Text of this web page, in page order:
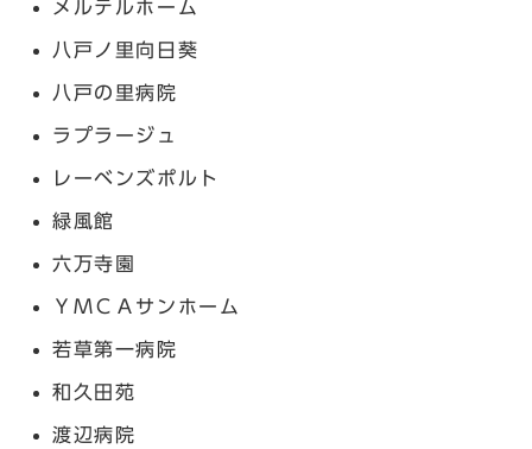
メルテルホーム
八戸ノ里向日葵
八戸の里病院
ラプラージュ
レーベンズポルト
緑風館
六万寺園
ＹＭＣＡサンホーム
若草第一病院
和久田苑
渡辺病院